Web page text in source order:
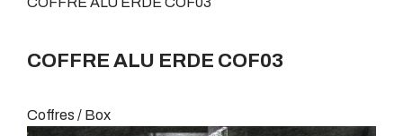
COFFRE ALU ERDE COF03
Coffres / Box